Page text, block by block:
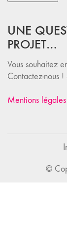
UNE
PROJET…
Vous souhaitez
Contactez-nous !
Mentions légales
©